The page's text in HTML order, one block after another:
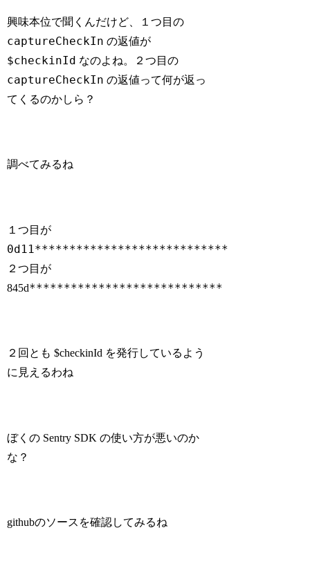
興味本位で聞くんだけど、１つ目の
captureCheckIn の返値が
$checkinId なのよね。２つ目の
captureCheckIn の返値って何が返っ
てくるのかしら？
調べてみるね
１つ目が
0d11****************************
２つ目が
845d****************************
２回とも $checkinId を発行しているよう
に見えるわね
ぼくの Sentry SDK の使い方が悪いのか
な？
githubのソースを確認してみるね